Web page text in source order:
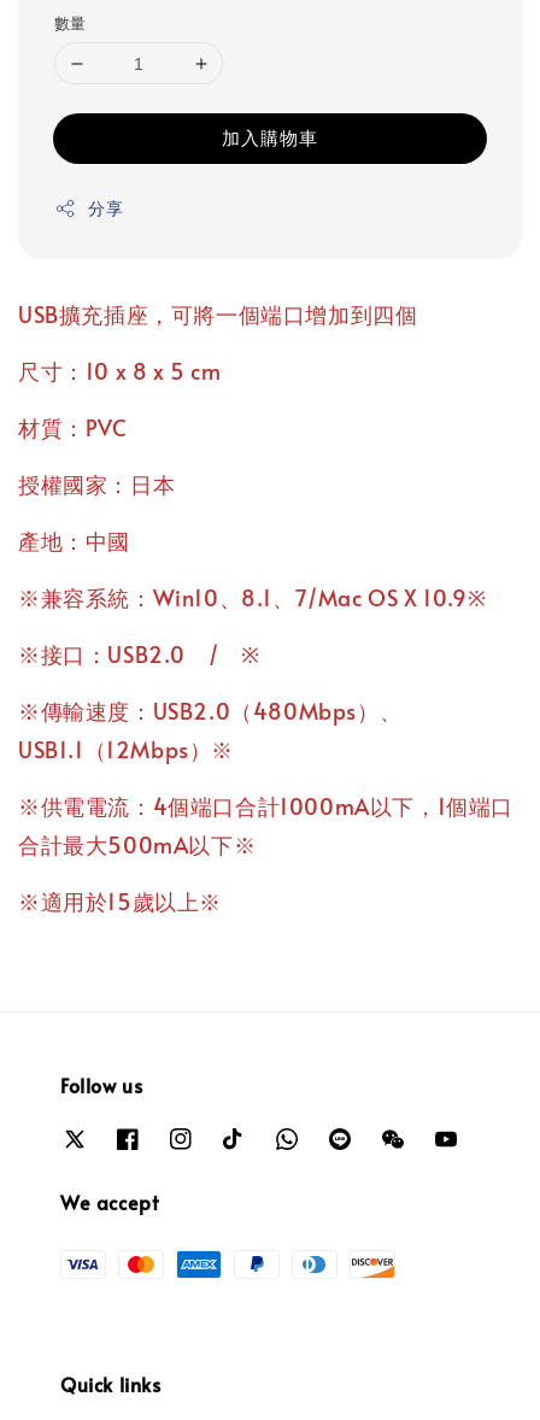
數量
加入購物車
分享
USB擴充插座，可將一個端口增加到四個
尺寸：10 x 8 x 5 cm
材質：PVC
授權國家：日本
產地：中國
※兼容系統：Win10、8.1、7/Mac OS X 10.9※
※接口：USB2.0 / ※
※傳輸速度：USB2.0（480Mbps）、
USB1.1（12Mbps）※
※供電電流：4個端口合計1000mA以下，1個端口
合計最大500mA以下※
※適用於15歲以上※
Follow us
We accept
Quick links